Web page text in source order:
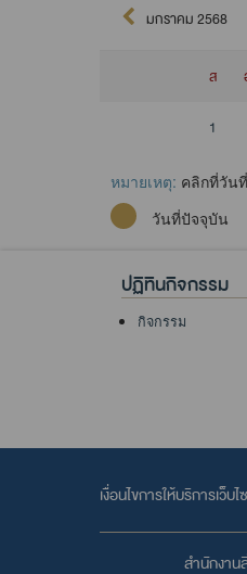
มกราคม 2568
ส
1
หมายเหตุ: คลิกที่วัน
วันที่ปัจจุบัน
ปฏิทินกิจกรรม
กิจกรรม
เงื่อนไขการให้บริการเว็บ
สำนักงาน